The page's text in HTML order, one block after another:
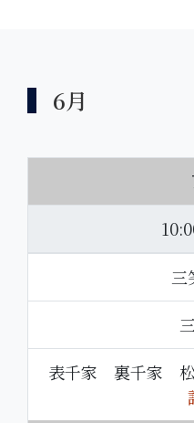
6月
三
表千家 裏千家 松